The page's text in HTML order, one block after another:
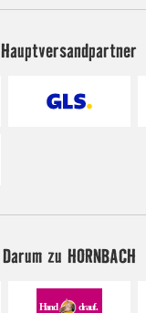
Hauptversandpartner
Darum zu HORNBACH